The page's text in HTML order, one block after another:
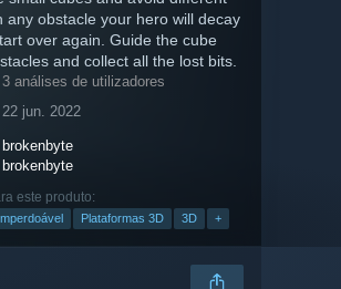
any obstacle your hero will decay
over again. Guide the cube
and collect all the lost bits.
3 análises de utilizadores
22 jun. 2022
brokenbyte
brokenbyte
este produto:
Imperdoável Plataformas 3D 3D +